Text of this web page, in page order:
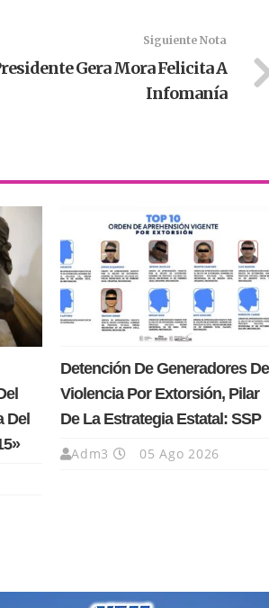
Siguiente Nota
Gera Mora Felicita A
Infomanía
Del
Detención De Generadores De
Violencia Por Extorsión, Pilar
De La Estrategia Estatal: SSP
Adm3 05 Ago 2026